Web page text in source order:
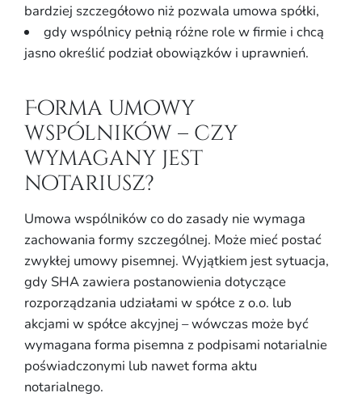
bardziej szczegółowo niż pozwala umowa spółki,
gdy wspólnicy pełnią różne role w firmie i chcą
jasno określić podział obowiązków i uprawnień.
Forma umowy
wspólników – czy
wymagany jest
notariusz?
Umowa wspólników co do zasady nie wymaga
zachowania formy szczególnej. Może mieć postać
zwykłej umowy pisemnej. Wyjątkiem jest sytuacja,
gdy SHA zawiera postanowienia dotyczące
rozporządzania udziałami w spółce z o.o. lub
akcjami w spółce akcyjnej – wówczas może być
wymagana forma pisemna z podpisami notarialnie
poświadczonymi lub nawet forma aktu
notarialnego.